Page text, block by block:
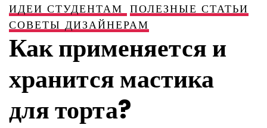
ИДЕИ СТУДЕНТАМ ПОЛЕЗНЫЕ СТАТЬИ
СОВЕТЫ ДИЗАЙНЕРАМ
Как применяется и
хранится мастика
для торта?